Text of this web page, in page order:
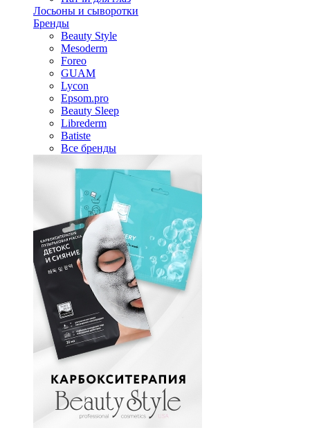
Лосьоны и сыворотки
Бренды
Beauty Style
Mesoderm
Foreo
GUAM
Lycon
Epsom.pro
Beauty Sleep
Librederm
Batiste
Все бренды